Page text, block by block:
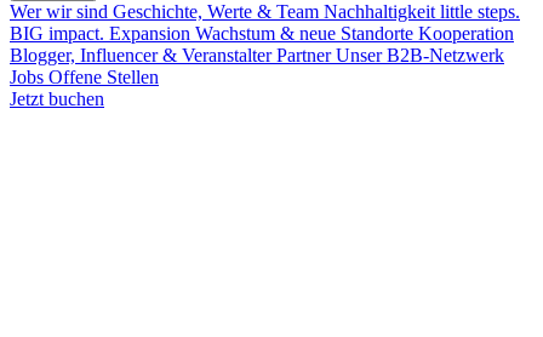
Wer wir sind Geschichte, Werte & Team Nachhaltigkeit little steps.
BIG impact. Expansion Wachstum & neue Standorte Kooperation
Blogger, Influencer & Veranstalter Partner Unser B2B-Netzwerk
Jobs Offene Stellen
Jetzt buchen